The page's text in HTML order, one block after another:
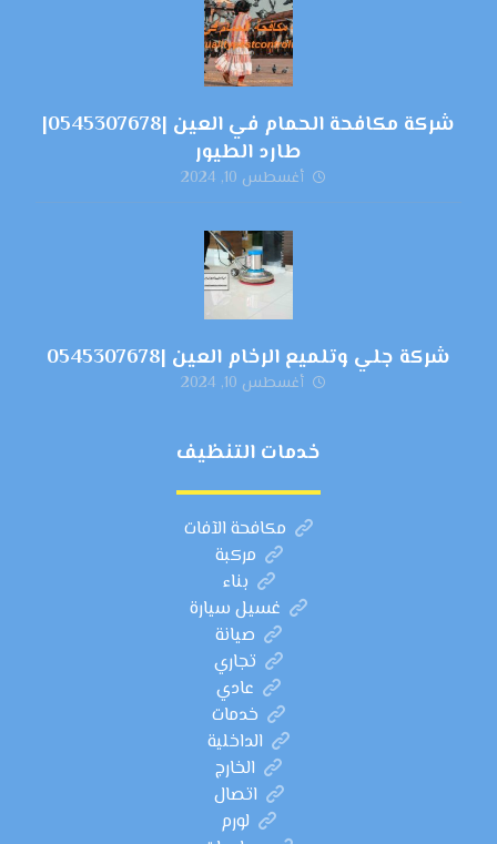
شركة مكافحة الحمام في العين |0545307678|
طارد الطيور
أغسطس 10, 2024
شركة جلي وتلميع الرخام العين |0545307678
أغسطس 10, 2024
خدمات التنظيف
مكافحة الآفات
مركبة
بناء
غسيل سيارة
صيانة
تجاري
عادي
خدمات
الداخلية
الخارج
اتصال
لورم